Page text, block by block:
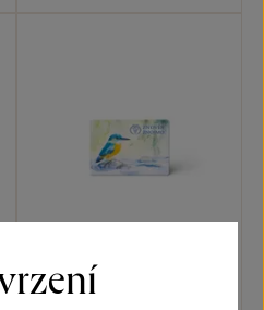
Dekorační magnetka